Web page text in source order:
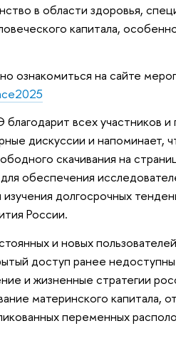
в области здоровья,
капитала,
ознакомиться на сайте
всех участников и
дискуссии и напоминает,
скачивания на
обеспечения
долгосрочных
России.
и новых
доступ ранее
и жизненные стратегии
материнского капитала,
переменных